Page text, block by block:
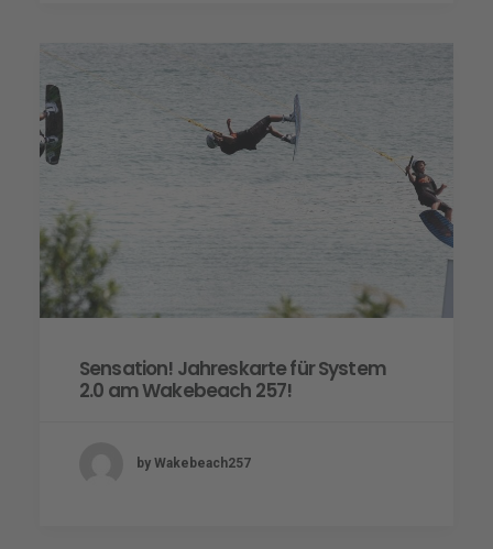
Sensation! Jahreskarte für System
2.0 am Wakebeach 257!
by Wakebeach257